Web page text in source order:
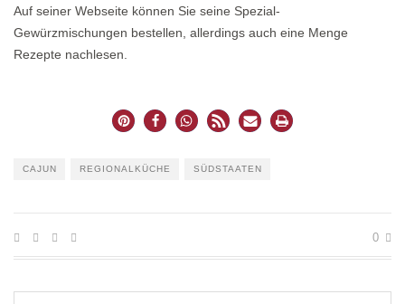
Auf seiner Webseite können Sie seine Spezial-
Gewürzmischungen bestellen, allerdings auch eine Menge
Rezepte nachlesen.
CAJUN REGIONALKÜCHE SÜDSTAATEN
0